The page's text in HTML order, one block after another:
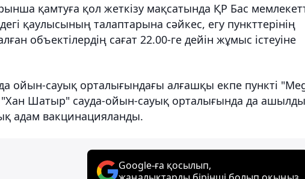
қамтуға қол жеткізу мақсатында ҚР Бас
қаулысының талаптарына сәйкес, егу пункттерінің
объектілердің сағат 22.00-ге дейін жұмыс істеуіне
ойын-сауық орталығындағы алғашқы екпе пункті
"Хан Шатыр" сауда-ойын-сауық орталығында да
адам вакцинацияланды.
Google-ға қосылып,